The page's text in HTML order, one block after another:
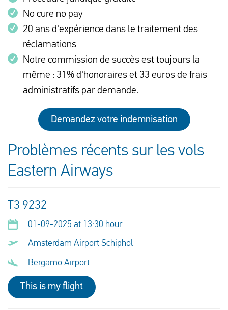
No cure no pay
20 ans d'expérience dans le traitement des
réclamations
Notre commission de succès est toujours la
même : 31% d'honoraires et 33 euros de frais
administratifs par demande.
Demandez votre indemnisation
Problèmes récents sur les vols
Eastern Airways
T3 9232
01-09-2025 at 13:30 hour
Amsterdam Airport Schiphol
Bergamo Airport
This is my flight